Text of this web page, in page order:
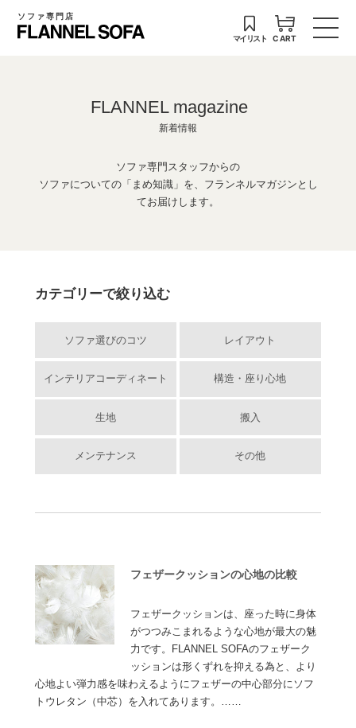
ソファ専門店
マイリスト CART
FLANNEL magazine
新着情報
ソファ専門スタッフからの
ソファについての「まめ知識」を、フランネルマガジンとし
てお届けします。
カテゴリーで絞り込む
ソファ選びのコツ レイアウト
インテリアコーディネート 構造・座り心地
生地 搬入
メンテナンス その他
フェザークッションの心地の比較
フェザークッションは、座った時に身体
がつつみこまれるような心地が最大の魅
力です。FLANNEL SOFAのフェザーク
ッションは形くずれを抑える為と、より
心地よい弾力感を味わえるようにフェザーの中心部分にソフ
トウレタン（中芯）を入れてあります。……